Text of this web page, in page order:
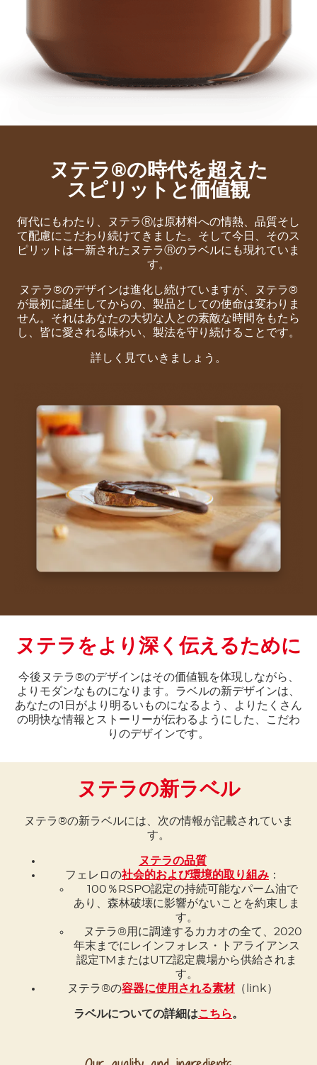
ヌテラ®の時代を超えた
スピリットと価値観
何代にもわたり、ヌテラⓇは原材料への情熱、品質そし
て配慮にこだわり続けてきました。そして今日、そのス
ピリットは一新されたヌテラⓇのラベルにも現れていま
す。
ヌテラ®のデザインは進化し続けていますが、ヌテラ®
が最初に誕生してからの、製品としての使命は変わりま
せん。それはあなたの大切な人との素敵な時間をもたら
し、皆に愛される味わい、製法を守り続けることです。
詳しく見ていきましょう。
ヌテラをより深く伝えるために
今後ヌテラ®のデザインはその価値観を体現しながら、
よりモダンなものになります。ラベルの新デザインは、
あなたの1日がより明るいものになるよう、よりたくさん
の明快な情報とストーリーが伝わるようにした、こだわ
りのデザインです。
ヌテラの新ラベル
ヌテラ®の新ラベルには、次の情報が記載されていま
す。
ヌテラの品質
フェレロの社会的および環境的取り組み ：
100％RSPO認定の持続可能なパーム油で
あり、森林破壊に影響がないことを約束しま
す。
ヌテラ®用に調達するカカオの全て、2020
年末までにレインフォレス・トアライアンス
認定TMまたはUTZ認定農場から供給されま
す。
ヌテラ®の容器に使用される素材（link）
ラベルについての詳細はこちら。